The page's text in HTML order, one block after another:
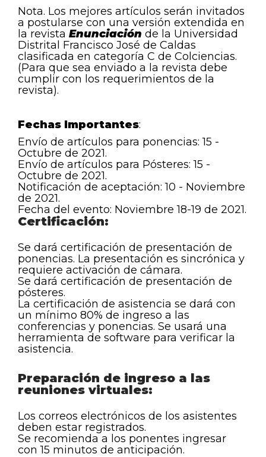
Nota. Los mejores artículos serán invitados
a postularse con una versión extendida en
la revista Enunciación de la Universidad
Distrital Francisco José de Caldas
clasificada en categoría C de Colciencias.
(Para que sea enviado a la revista debe
cumplir con los requerimientos de la
revista).
Fechas Importantes:
Envío de artículos para ponencias: 15 -
Octubre de 2021.
Envío de artículos para Pósteres: 15 -
Octubre de 2021.
Notificación de aceptación: 10 - Noviembre
de 2021.
Fecha del evento: Noviembre 18-19 de 2021.
Certificación:
Se dará certificación de presentación de
ponencias. La presentación es sincrónica y
requiere activación de cámara.
Se dará certificación de presentación de
pósteres.
La certificación de asistencia se dará con
un mínimo 80% de ingreso a las
conferencias y ponencias. Se usará una
herramienta de software para verificar la
asistencia.
Preparación de ingreso a las
reuniones virtuales:
Los correos electrónicos de los asistentes
deben estar registrados.
Se recomienda a los ponentes ingresar
con 15 minutos de anticipación.